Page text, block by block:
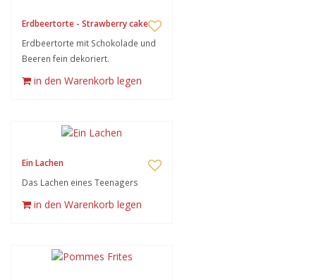
Erdbeertorte - Strawberry cake
Erdbeertorte mit Schokolade und
Beeren fein dekoriert.
in den Warenkorb legen
Ein Lachen
Das Lachen eines Teenagers
in den Warenkorb legen